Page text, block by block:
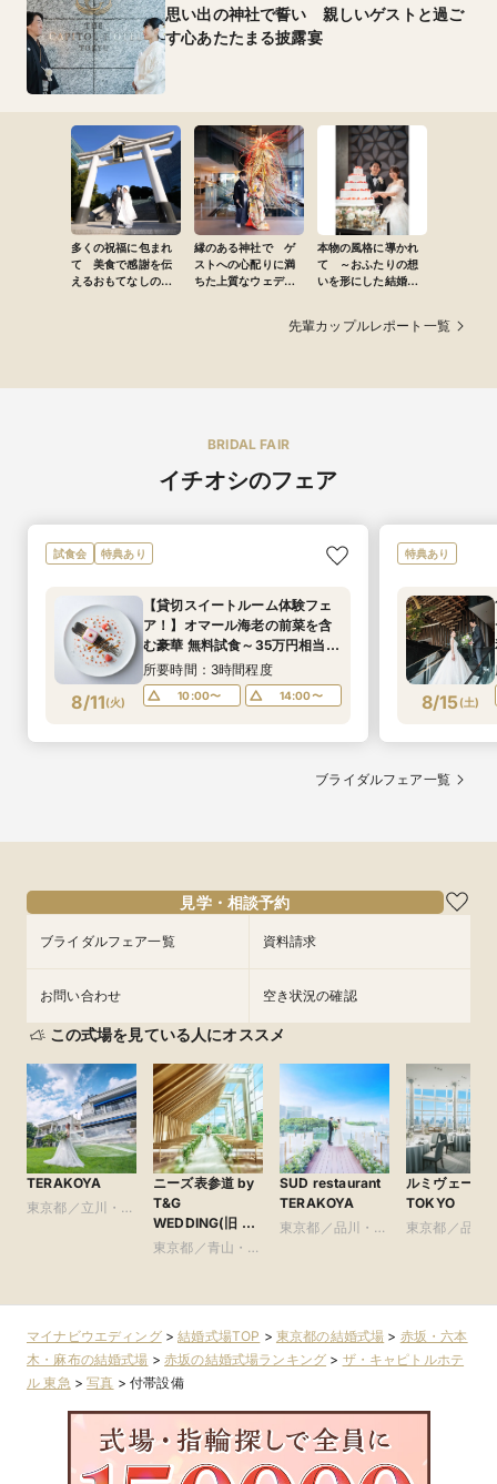
思い出の神社で誓い 親しいゲストと過ご
す心あたたまる披露宴
多くの祝福に包まれ
て 美食で感謝を伝
えるおもてなしの結
縁のある神社で ゲ
ストへの心配りに満
ちた上質なウェディ
本物の風格に導かれ
て ～おふたりの想
いを形にした結婚式
先輩カップルレポート一覧
BRIDAL FAIR
イチオシのフェア
試食会 特典あり
8/11(火)
【貸切スイートルーム体験フェ
ア！】オマール海老の前菜を含
む豪華 無料試食～35万円相当ス
イート宿泊特典付き～5つ星ホテ
ル1フロア1組のウェディング
所要時間：3時間程度
10:00〜 14:00〜
特典あり
8/15(土)
ブライダルフェア一覧
見学・相談予約
ブライダルフェア一覧 資料請求
お問い合わせ 空き状況の確認
この式場を見ている人にオススメ
TERAKOYA
東京都／立川・八
ニーズ表参道 by
T&G
WEDDING(旧 表
参道TERRACE)
東京都／青山・表
SUD restaurant
TERAKOYA
東京都／品川・目
ルミヴェール
TOKYO
東京都／品川
マイナビウエディング>結婚式場TOP > 東京都の結婚式場 > 赤坂・六本
木・麻布の結婚式場 >赤坂の結婚式場ランキング > ザ・キャピトルホテ
ル 東急 >写真 >付帯設備